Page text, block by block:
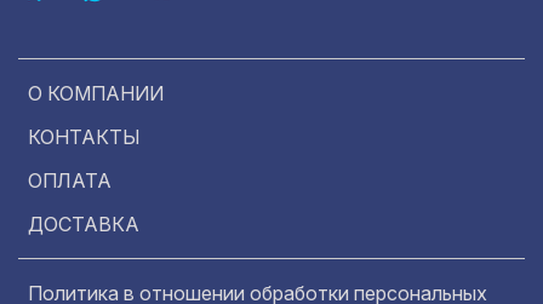
О КОМПАНИИ
КОНТАКТЫ
ОПЛАТА
ДОСТАВКА
Политика в отношении обработки персональных